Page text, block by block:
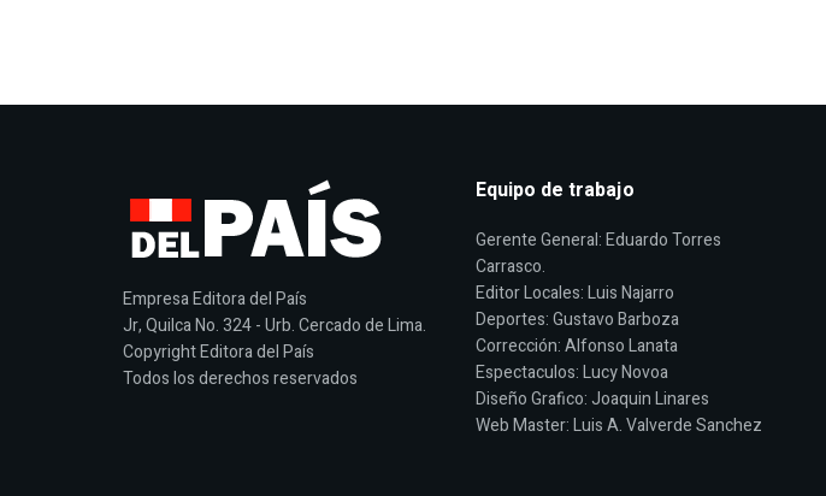
Empresa Editora del País
Jr, Quilca No. 324 - Urb. Cercado de Lima.
Copyright Editora del País
Todos los derechos reservados
Equipo de trabajo
Gerente General: Eduardo Torres
Carrasco.
Editor Locales: Luis Najarro
Deportes: Gustavo Barboza
Corrección: Alfonso Lanata
Espectaculos: Lucy Novoa
Diseño Grafico: Joaquin Linares
Web Master: Luis A. Valverde Sanchez